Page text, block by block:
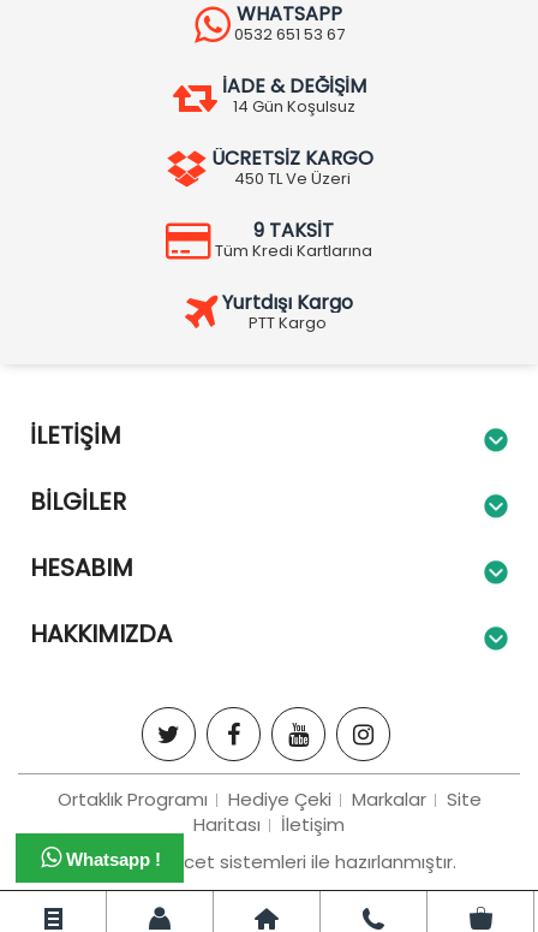
Whatsapp !
WHATSAPP
0532 651 53 67
İADE & DEĞİŞİM
14 Gün Koşulsuz
ÜCRETSİZ KARGO
450 TL Ve Üzeri
9 TAKSİT
Tüm Kredi Kartlarına
Yurtdışı Kargo
PTT Kargo
İLETIŞIM
BILGILER
HESABIM
HAKKIMIZDA
Ortaklık Programı Hediye Çeki Markalar
Site
Haritası
İletişim
Bizim e-tiracet sistemleri ile hazırlanmıştır.